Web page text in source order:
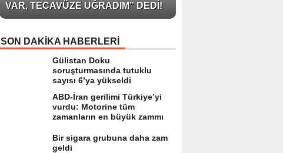
VAR, TECAVÜZE UĞRADIM” DEDI!
SON DAKİKA HABERLERİ
Gülistan Doku
soruşturmasında tutuklu
sayısı 6’ya yükseldi
ABD-İran gerilimi Türkiye’yi
vurdu: Motorine tüm
zamanların en büyük zammı
Bir sigara grubuna daha zam
geldi